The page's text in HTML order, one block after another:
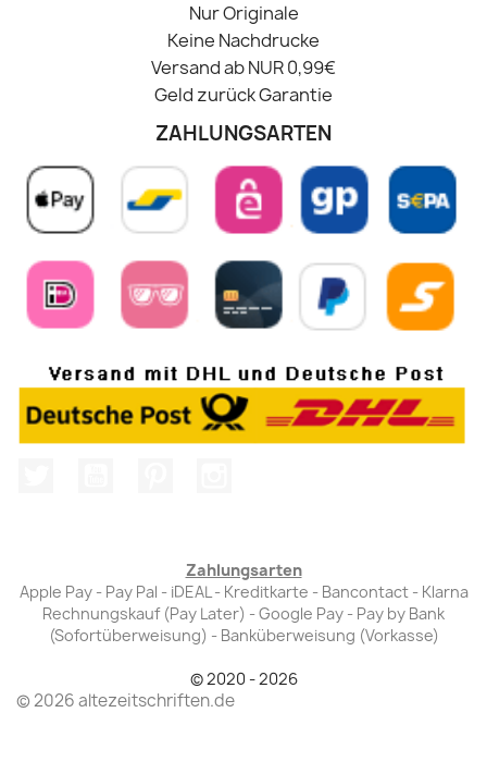
Nur Originale
Keine Nachdrucke
Versand ab NUR 0,99€
Geld zurück Garantie
ZAHLUNGSARTEN
Zahlungsarten
Apple Pay - Pay Pal - iDEAL - Kreditkarte - Bancontact - Klarna
Rechnungskauf (Pay Later) - Google Pay - Pay by Bank
(Sofortüberweisung) - Banküberweisung (Vorkasse)
© 2020 - 2026
© 2026 altezeitschriften.de